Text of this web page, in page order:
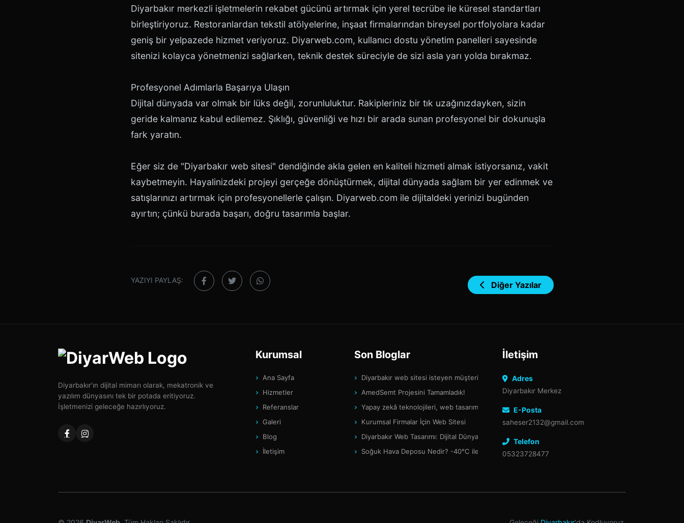
Diyarbakır merkezli işletmelerin rekabet gücünü artırmak için yerel tecrübe ile küresel standartları
birleştiriyoruz. Restoranlardan tekstil atölyelerine, inşaat firmalarından bireysel portfolyolara kadar
geniş bir yelpazede hizmet veriyoruz. Diyarweb.com, kullanıcı dostu yönetim panelleri sayesinde
sitenizi kolayca yönetmenizi sağlarken, teknik destek süreciyle de sizi asla yarı yolda bırakmaz.
Profesyonel Adımlarla Başarıya Ulaşın
Dijital dünyada var olmak bir lüks değil, zorunluluktur. Rakipleriniz bir tık uzağınızdayken, sizin
geride kalmanız kabul edilemez. Şıklığı, güvenliği ve hızı bir arada sunan profesyonel bir dokunuşla
fark yaratın.
Eğer siz de "Diyarbakır web sitesi" dendiğinde akla gelen en kaliteli hizmeti almak istiyorsanız, vakit
kaybetmeyin. Hayalinizdeki projeyi gerçeğe dönüştürmek, dijital dünyada sağlam bir yer edinmek ve
satışlarınızı artırmak için profesyonellerle çalışın. Diyarweb.com ile dijitaldeki yerinizi bugünden
ayırtın; çünkü burada başarı, doğru tasarımla başlar.
YAZIYI PAYLAŞ: Diğer Yazılar
Diyarbakır'ın dijital mimarı olarak, mekatronik ve
yazılım dünyasını tek bir potada eritiyoruz.
İşletmenizi geleceğe hazırlıyoruz.
Kurumsal
Ana Sayfa
Hizmetler
Referanslar
Galeri
Blog
İletişim
Son Bloglar
Diyarbakır web sitesi isteyen müşteriler burada
AmedSemt Projesini Tamamladık!
Yapay zekâ teknolojileri, web tasarım dünyasında devrim yaratıyor.
Kurumsal Firmalar İçin Web Sitesi
Diyarbakır Web Tasarımı: Dijital Dünyada Güçlü Bir Adım
Soğuk Hava Deposu Nedir? -40°C ile +8°C Arasında Depolama Rehberi
İletişim
Adres
Diyarbakır Merkez
E-Posta
saheser2132@gmail.com
Telefon
05323728477